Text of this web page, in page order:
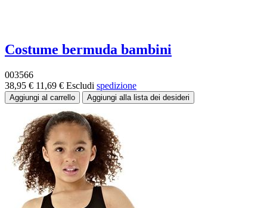
Costume bermuda bambini
003566
38,95 € 11,69 € Escludi spedizione
-70%